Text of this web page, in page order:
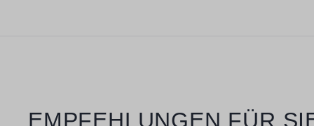
Produktgalerie überspringen
EMPFEHLUNGEN FÜR